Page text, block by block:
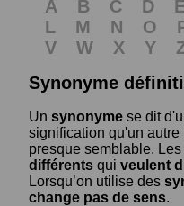
A B C D
L
M N O
V
W X Y
Synonyme
Un synonyme se dit
signification qu'un
presque semblable. Les
différents qui veulent
Lorsqu’on utilise des
change pas de sens.